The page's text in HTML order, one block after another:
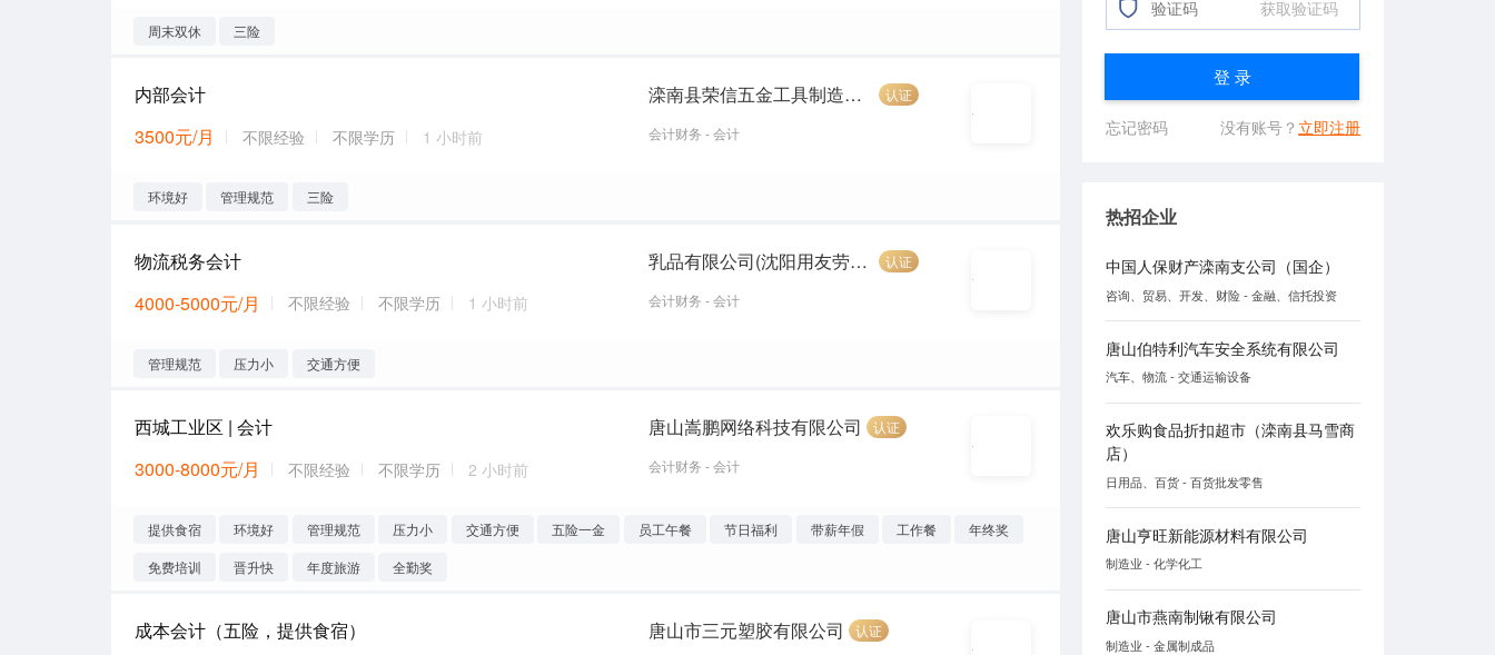
周末双休 三险
内部会计
3500元/月
不限经验 不限学历 1 小时前
滦南县荣信五金工具制造有限公司 认证
会计财务 - 会计
环境好 管理规范 三险
物流税务会计
4000-5000元/月
不限经验 不限学历 1 小时前
乳品有限公司(沈阳用友劳动服务有限公司） 认证
会计财务 - 会计
管理规范 压力小 交通方便
西城工业区 | 会计
3000-8000元/月
不限经验 不限学历 2 小时前
唐山嵩鹏网络科技有限公司 认证
会计财务 - 会计
提供食宿 环境好 管理规范 压力小 交通方便 五险一金 员工午餐 节日福利 带薪年假 工作餐
年终奖
免费培训
晋升快 年度旅游 全勤奖
成本会计（五险，提供食宿）
唐山市三元塑胶有限公司 认证
获取验证码
登 录
忘记密码 没有账号？ 立即注册
热招企业
中国人保财产滦南支公司（国企）
咨询、贸易、开发、财险 - 金融、信托投资
唐山伯特利汽车安全系统有限公司
汽车、物流 - 交通运输设备
欢乐购食品折扣超市（滦南县马雪商
店）
日用品、百货 - 百货批发零售
唐山亨旺新能源材料有限公司
制造业 - 化学化工
唐山市燕南制锹有限公司
制造业 - 金属制成品